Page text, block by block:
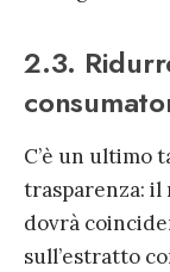
2.3.
C’è un ultimo
trasparenza: il
dovrà
sull’estratto